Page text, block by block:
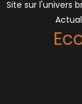
Site sur l'univers